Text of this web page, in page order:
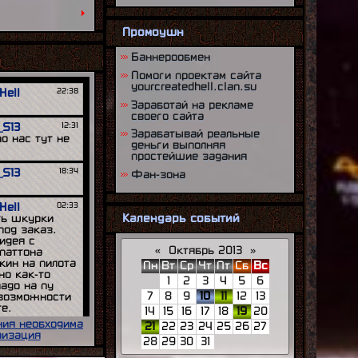
,
необходима
Промоушн
Баннерообмен
Помоги проектам сайта
yourcreatedhell.clan.su
Заработай на рекламе
своего сайта
Зарабатывай реальные
деньги выполняя
простейшие задания
Фан-зона
Календарь событий
« Октябрь 2013
»
Пн Вт Ср Чт Пт Сб Вс
1
2 3 4 5
6
7
8 9 10 11 12
13
14
15 16 17 18 19
20
21
22 23 24 25 26 27
28 29 30 31